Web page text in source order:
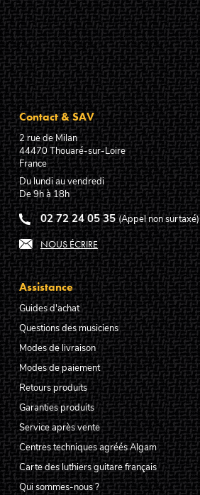
Contact & SAV
2 rue de Milan
44470Thouaré-sur-Loire
France
Du lundi au vendredi
De 9h à 18h
02 72 24 05 35 (Appel non surtaxé)
NOUS ÉCRIRE
Assistance
Guides d'achat
Questions des musiciens
Modes de livraison
Modes de paiement
Retours produits
Garanties produits
Service après vente
Centres techniques agréés Algam
Carte des luthiers guitare français
Qui sommes-nous ?